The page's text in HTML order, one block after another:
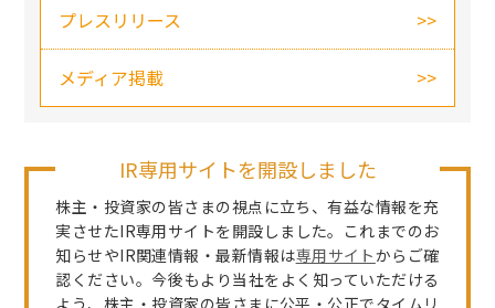
プレスリリース
メディア掲載
IR専用サイトを開設しました
株主・投資家の皆さまの視点に立ち、有益な情報を充
実させたIR専用サイトを開設しました。これまでのお
知らせやIR関連情報・最新情報は専用サイトからご確
認ください。今後もより当社をよく知っていただける
よう、株主・投資家の皆さまに公平・公正でタイムリ